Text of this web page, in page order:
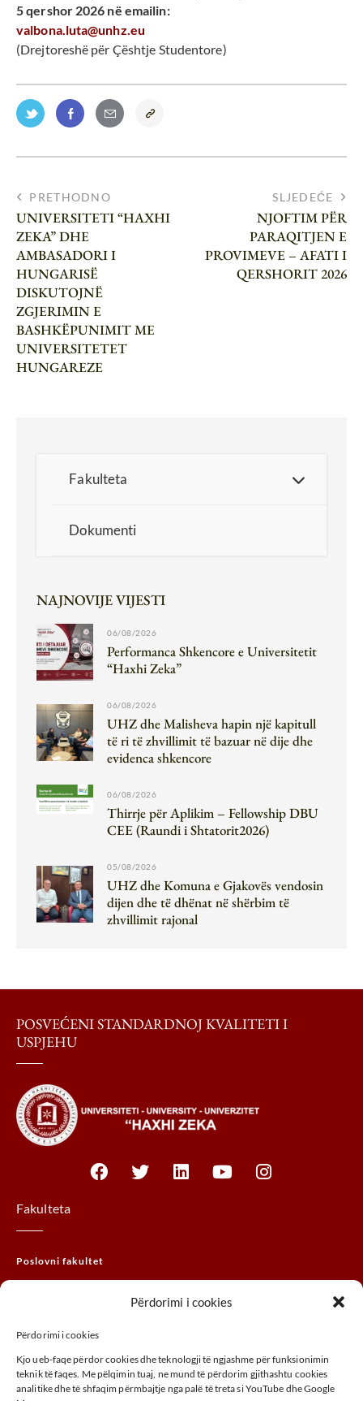
Përdorimi i cookies
Përdorimi i cookies
Kjo ueb-faqe përdor cookies dhe teknologji të ngjashme për funksionimin
teknik të faqes. Me pëlqimin tuaj, ne mund të përdorim gjithashtu cookies
analitike dhe të shfaqim përmbajtje nga palë të treta si YouTube dhe Google
5 qershor 2026 në emailin:
valbona.luta@unhz.eu
(Drejtoreshë për Çështje Studentore)
PRETHODNO
UNIVERSITETI “HAXHI
ZEKA” DHE
AMBASADORI I
HUNGARISË
DISKUTOJNË
ZGJERIMIN E
BASHKËPUNIMIT ME
UNIVERSITETET
HUNGAREZE
SLJEDEĆE
NJOFTIM PËR
PARAQITJEN E
PROVIMEVE – AFATI I
QERSHORIT 2026
Fakulteta
Dokumenti
NAJNOVIJE VIJESTI
06/08/2026
Performanca Shkencore e Universitetit
“Haxhi Zeka”
06/08/2026
UHZ dhe Malisheva hapin një kapitull
të ri të zhvillimit të bazuar në dije dhe
evidenca shkencore
06/08/2026
Thirrje për Aplikim – Fellowship DBU
CEE (Raundi i Shtatorit2026)
05/08/2026
UHZ dhe Komuna e Gjakovës vendosin
dijen dhe të dhënat në shërbim të
zhvillimit rajonal
POSVEĆENI STANDARDNOJ KVALITETI I
USPJEHU
Fakulteta
Poslovni fakultet
Fakultet umjetnosti